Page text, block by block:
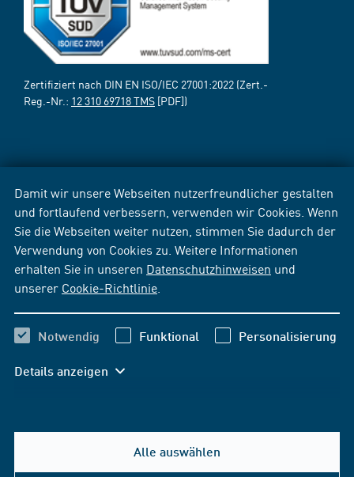
Damit wir unsere Webseiten nutzerfreundlicher gestalten
und fortlaufend verbessern, verwenden wir Cookies. Wenn
Sie die Webseiten weiter nutzen, stimmen Sie dadurch der
Verwendung von Cookies zu. Weitere Informationen
erhalten Sie in unseren Datenschutzhinweisen und
unserer Cookie-Richtlinie
Notwendig Funktional Personalisierung
Details anzeigen
Alle auswählen
Zertifiziert nach DIN EN ISO/IEC 27001:2022 (Zert.-
Reg.-Nr.: 12 310 69718 TMS [PDF])